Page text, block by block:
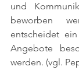
und
beworben
entscheidet
Angebote
werden. (vgl.